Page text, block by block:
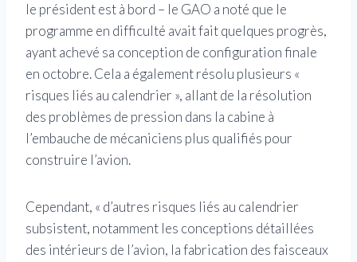
le président est à bord – le GAO a noté que le
programme en difficulté avait fait quelques progrès,
ayant achevé sa conception de configuration finale
en octobre. Cela a également résolu plusieurs «
risques liés au calendrier », allant de la résolution
des problèmes de pression dans la cabine à
l’embauche de mécaniciens plus qualifiés pour
construire l’avion.
Cependant, « d’autres risques liés au calendrier
subsistent, notamment les conceptions détaillées
des intérieurs de l’avion, la fabrication des faisceaux